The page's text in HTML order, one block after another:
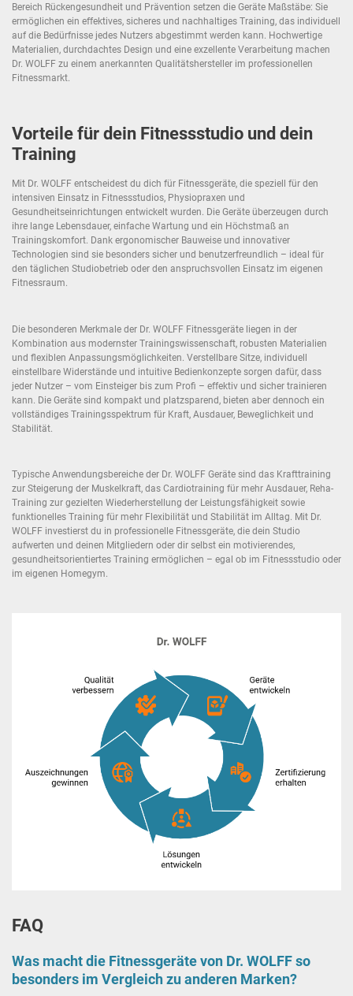
Bereich Rückengesundheit und Prävention setzen die Geräte Maßstäbe: Sie
ermöglichen ein effektives, sicheres und nachhaltiges Training, das individuell
auf die Bedürfnisse jedes Nutzers abgestimmt werden kann. Hochwertige
Materialien, durchdachtes Design und eine exzellente Verarbeitung machen
Dr. WOLFF zu einem anerkannten Qualitätshersteller im professionellen
Fitnessmarkt.
Vorteile für dein Fitnessstudio und dein
Training
Mit Dr. WOLFF entscheidest du dich für Fitnessgeräte, die speziell für den
intensiven Einsatz in Fitnessstudios, Physiopraxen und
Gesundheitseinrichtungen entwickelt wurden. Die Geräte überzeugen durch
ihre lange Lebensdauer, einfache Wartung und ein Höchstmaß an
Trainingskomfort. Dank ergonomischer Bauweise und innovativer
Technologien sind sie besonders sicher und benutzerfreundlich – ideal für
den täglichen Studiobetrieb oder den anspruchsvollen Einsatz im eigenen
Fitnessraum.
Die besonderen Merkmale der Dr. WOLFF Fitnessgeräte liegen in der
Kombination aus modernster Trainingswissenschaft, robusten Materialien
und flexiblen Anpassungsmöglichkeiten. Verstellbare Sitze, individuell
einstellbare Widerstände und intuitive Bedienkonzepte sorgen dafür, dass
jeder Nutzer – vom Einsteiger bis zum Profi – effektiv und sicher trainieren
kann. Die Geräte sind kompakt und platzsparend, bieten aber dennoch ein
vollständiges Trainingsspektrum für Kraft, Ausdauer, Beweglichkeit und
Stabilität.
Typische Anwendungsbereiche der Dr. WOLFF Geräte sind das Krafttraining
zur Steigerung der Muskelkraft, das Cardiotraining für mehr Ausdauer, Reha-
Training zur gezielten Wiederherstellung der Leistungsfähigkeit sowie
funktionelles Training für mehr Flexibilität und Stabilität im Alltag. Mit Dr.
WOLFF investierst du in professionelle Fitnessgeräte, die dein Studio
aufwerten und deinen Mitgliedern oder dir selbst ein motivierendes,
gesundheitsorientiertes Training ermöglichen – egal ob im Fitnessstudio oder
im eigenen Homegym.
FAQ
Was macht die Fitnessgeräte von Dr. WOLFF so
besonders im Vergleich zu anderen Marken?